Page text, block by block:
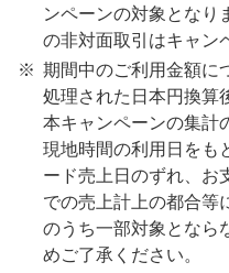
ンペーンの対象となり
の非対面取引はキャン
期間中のご利用金額に
処理された日本円換算
本キャンペーンの集計
現地時間の利用日をも
ード売上日のずれ、お
での売上計上の都合等
のうち一部対象となら
めご了承ください。